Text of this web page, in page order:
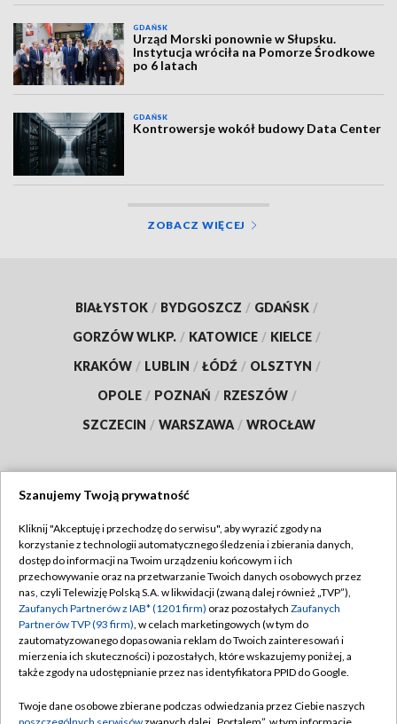
GDAŃSK
Urząd Morski ponownie w Słupsku.
Instytucja wróciła na Pomorze Środkowe
po 6 latach
GDAŃSK
Kontrowersje wokół budowy Data Center
ZOBACZ WIĘCEJ
BIAŁYSTOK / BYDGOSZCZ / GDAŃSK /
GORZÓW WLKP. / KATOWICE / KIELCE /
KRAKÓW / LUBLIN / ŁÓDŹ / OLSZTYN /
OPOLE / POZNAŃ / RZESZÓW /
SZCZECIN / WARSZAWA / WROCŁAW
TVP
Abonament TVP
Emisja w TVP
Centrum informacji TVP
Naziemna Telewizja Cyfrowa
Rada Programowa
Regulamin TVP
Polityka prywatności
Moje zgody
Pomoc
Szanujemy Twoją prywatność
Kliknij "Akceptuję i przechodzę do serwisu", aby wyrazić zgody na
korzystanie z technologii automatycznego śledzenia i zbierania danych,
dostęp do informacji na Twoim urządzeniu końcowym i ich
przechowywanie oraz na przetwarzanie Twoich danych osobowych przez
nas, czyli Telewizję Polską S.A. w likwidacji (zwaną dalej również „TVP”),
Zaufanych Partnerów z IAB* (1201 firm) oraz pozostałych Zaufanych
Partnerów TVP (93 firm), w celach marketingowych (w tym do
zautomatyzowanego dopasowania reklam do Twoich zainteresowań i
mierzenia ich skuteczności) i pozostałych, które wskazujemy poniżej, a
także zgody na udostępnianie przez nas identyfikatora PPID do Google.
Twoje dane osobowe zbierane podczas odwiedzania przez Ciebie naszych